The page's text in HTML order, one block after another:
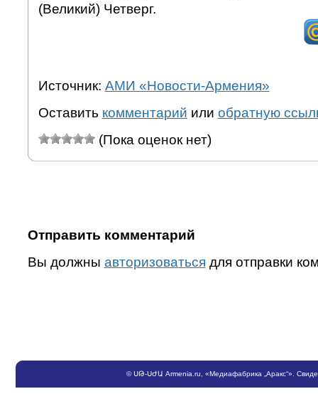
(Великий) Четверг.
Источник: АМИ «Новости-Армения»
Оставить комментарий или обратную
(Пока оценок нет)
Отправить комментарий
Вы должны авторизоваться для отправки
©ՍԹ-ՍԺԱ Armenia.ru , «Медиафабрика „Аракс“».